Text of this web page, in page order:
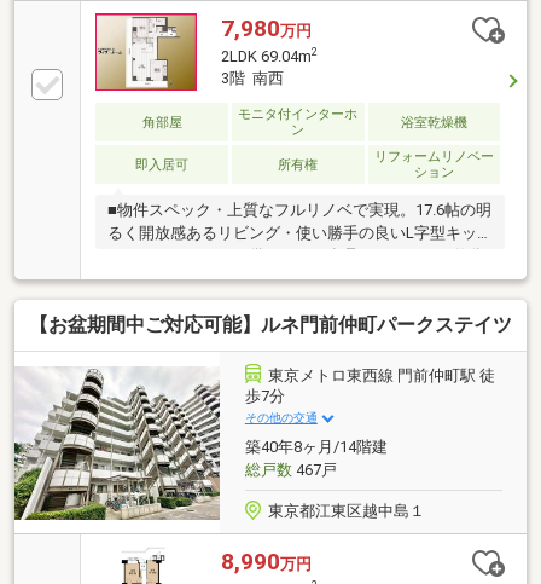
7,980万円
2LDK 69.04m2
3階 南西
角部屋
モニタ付インターホ
ン
浴室乾燥機
即入居可 所有権
リフォームリノベー
ション
■物件スペック・上質なフルリノベで実現。17.6帖の明
るく開放感あるリビング・使い勝手の良いL字型キッ
け用のダストボックスなど多彩に使えます■立地・複
数路線が利用できる「門前仲町」駅からは都心へのア
クセスもスムーズ・「深川仲通り商店街」散策や緑や
桜の下でバーベキューができる「木場公園」など 近
くでのんびり過ごせる休日■共用部・2015年耐震補強
工事済で住む安心があります■かんたんネット予約が
お勧めです■（1）【見学予約する】ボタンをタップ
（2）ご希望の見学日時・集合場所をクリックで 予約
完了
【お盆期間中ご対応可能】ルネ門前仲町パークステイツ
東京メトロ東西線 門前仲町駅 徒
歩7分
その他の交通
築40年8ヶ月/14階建
総戸数467戸
東京都江東区越中島１
8,990万円